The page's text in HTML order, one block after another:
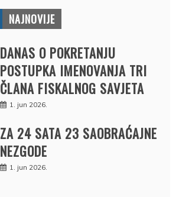
NAJNOVIJE
DANAS O POKRETANJU
POSTUPKA IMENOVANJA TRI
ČLANA FISKALNOG SAVJETA
1. jun 2026.
ZA 24 SATA 23 SAOBRAĆAJNE
NEZGODE
1. jun 2026.